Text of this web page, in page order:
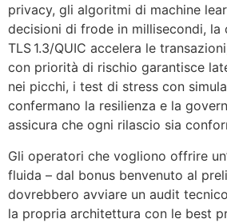
privacy, gli algoritmi di machine
decisioni di frode in millisecondi, la
TLS 1.3/QUIC accelera le
con priorità di rischio garantisce
nei picchi, i test di stress con
confermano la resilienza e la
assicura che ogni rilascio sia
Gli operatori che vogliono offrire
fluida – dal bonus benvenuto al
dovrebbero avviare un audit
la propria architettura con le best